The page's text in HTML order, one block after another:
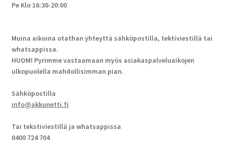
Pe Klo 16:30-20:00
Muina aikoina otathan yhteyttä sähköpostilla, tektiviestillä tai
whatsappissa.
HUOM! Pyrimme vastaamaan myös asiakaspalveluaikojen
ulkopuolella mahdollisimman pian.
Sähköpostilla
info@akkunetti.fi
Tai tekstiviestillä ja whatsappissa
0400 724 704